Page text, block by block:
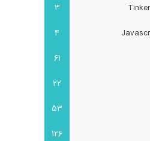
3
4
61
22
53
126